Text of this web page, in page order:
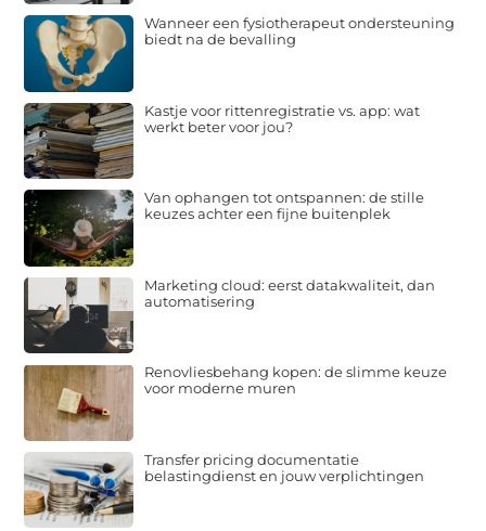
Wanneer een fysiotherapeut ondersteuning
biedt na de bevalling
Kastje voor rittenregistratie vs. app: wat
werkt beter voor jou?
Van ophangen tot ontspannen: de stille
keuzes achter een fijne buitenplek
Marketing cloud: eerst datakwaliteit, dan
automatisering
Renovliesbehang kopen: de slimme keuze
voor moderne muren
Transfer pricing documentatie
belastingdienst en jouw verplichtingen